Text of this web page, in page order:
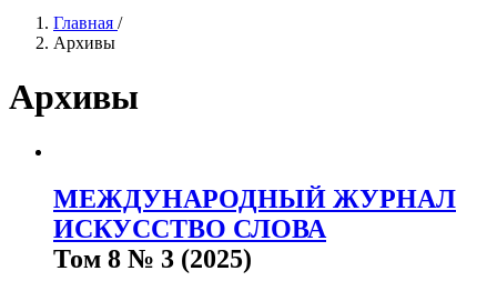
Главная /
Архивы
Архивы
МЕЖДУНАРОДНЫЙ ЖУРНАЛ
ИСКУССТВО СЛОВА
Том 8 № 3 (2025)